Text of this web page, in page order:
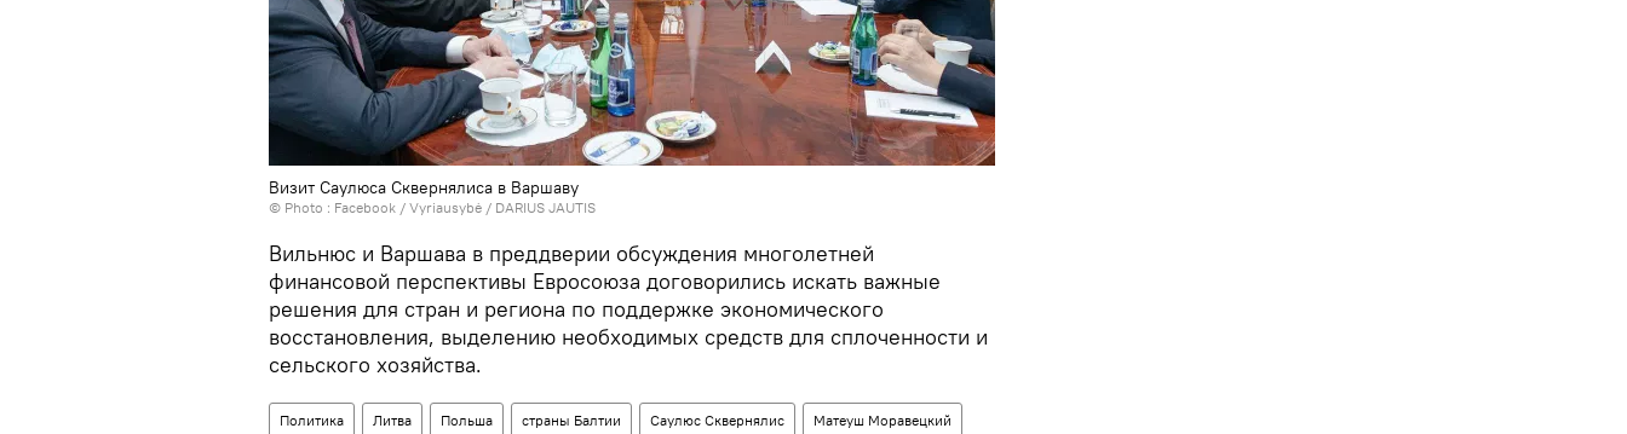
Визит Саулюса Сквернялиса в Варшаву
© Photo : Facebook / Vyriausybė / DARIUS JAUTIS
Вильнюс и Варшава в преддверии обсуждения многолетней
финансовой перспективы Евросоюза договорились искать важные
решения для стран и региона по поддержке экономического
восстановления, выделению необходимых средств для сплоченности и
сельского хозяйства.
Политика Литва Польша страны Балтии Саулюс Сквернялис Матеуш Моравецкий